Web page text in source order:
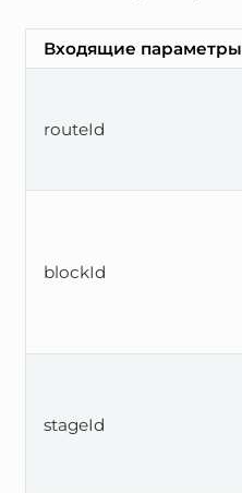
Входящие параметры
routeId
blockId
stageId